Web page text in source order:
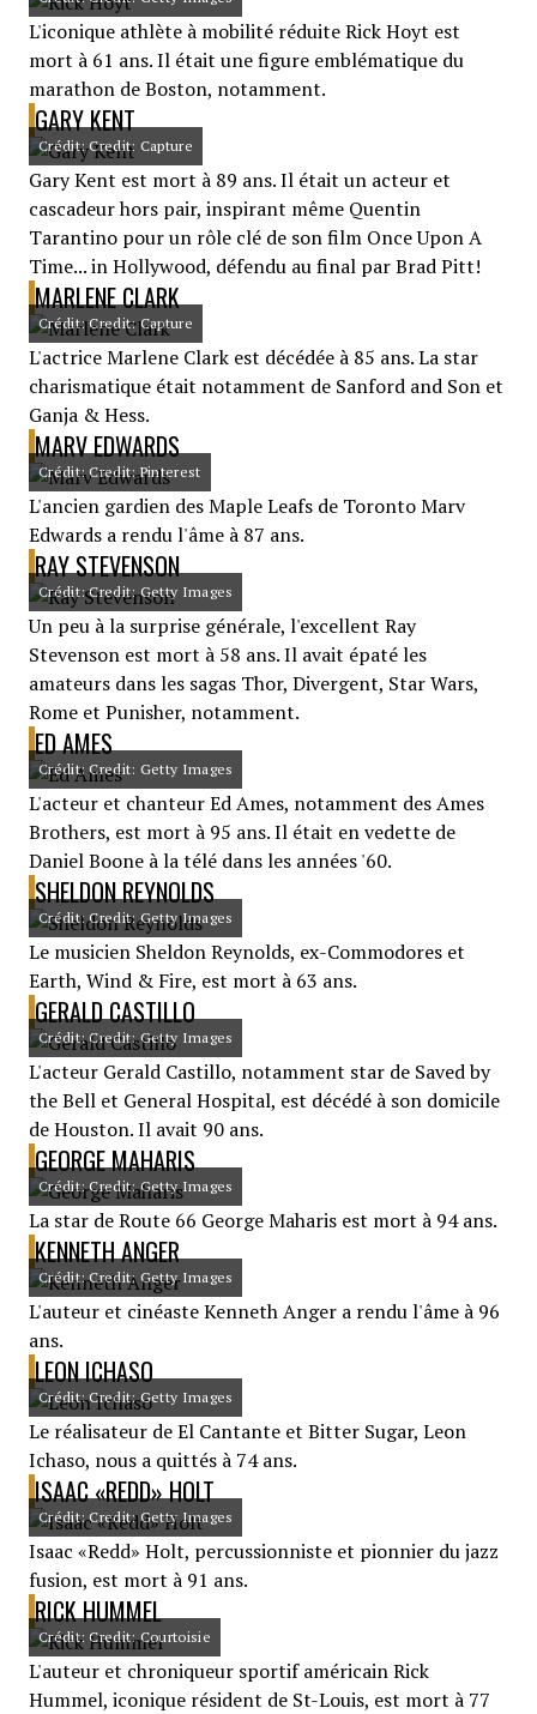
L'iconique athlète à mobilité réduite Rick Hoyt est
mort à 61 ans. Il était une figure emblématique du
marathon de Boston, notamment.
GARY KENT
Crédit: Credit: Capture
Gary Kent est mort à 89 ans. Il était un acteur et
cascadeur hors pair, inspirant même Quentin
Tarantino pour un rôle clé de son film Once Upon A
Time... in Hollywood, défendu au final par Brad Pitt!
MARLENE CLARK
Crédit: Credit: Capture
L'actrice Marlene Clark est décédée à 85 ans. La star
charismatique était notamment de Sanford and Son et
Ganja & Hess.
MARV EDWARDS
Crédit: Credit: Pinterest
L'ancien gardien des Maple Leafs de Toronto Marv
Edwards a rendu l'âme à 87 ans.
RAY STEVENSON
Crédit: Credit: Getty Images
Un peu à la surprise générale, l'excellent Ray
Stevenson est mort à 58 ans. Il avait épaté les
amateurs dans les sagas Thor, Divergent, Star Wars,
Rome et Punisher, notamment.
ED AMES
Crédit: Credit: Getty Images
L'acteur et chanteur Ed Ames, notamment des Ames
Brothers, est mort à 95 ans. Il était en vedette de
Daniel Boone à la télé dans les années '60.
SHELDON REYNOLDS
Crédit: Credit: Getty Images
Le musicien Sheldon Reynolds, ex-Commodores et
Earth, Wind & Fire, est mort à 63 ans.
GERALD CASTILLO
Crédit: Credit: Getty Images
L'acteur Gerald Castillo, notamment star de Saved by
the Bell et General Hospital, est décédé à son domicile
de Houston. Il avait 90 ans.
GEORGE MAHARIS
Crédit: Credit: Getty Images
La star de Route 66 George Maharis est mort à 94 ans.
KENNETH ANGER
Crédit: Credit: Getty Images
L'auteur et cinéaste Kenneth Anger a rendu l'âme à 96
ans.
LEON ICHASO
Crédit: Credit: Getty Images
Le réalisateur de El Cantante et Bitter Sugar, Leon
Ichaso, nous a quittés à 74 ans.
ISAAC «REDD» HOLT
Crédit: Credit: Getty Images
Isaac «Redd» Holt, percussionniste et pionnier du jazz
fusion, est mort à 91 ans.
RICK HUMMEL
Crédit: Credit: Courtoisie
L'auteur et chroniqueur sportif américain Rick
Hummel, iconique résident de St-Louis, est mort à 77